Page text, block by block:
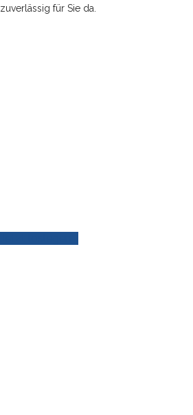
zuverlässig für Sie da.